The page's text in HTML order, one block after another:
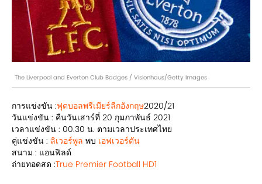
The Liverpool and Everton Club Badges / Visionhaus/Getty Images
การแข่งขัน :ฟุตบอลพรีเมียร์ลีกอังกฤษ2020/21
วันแข่งขัน : คืนวันเสาร์ที่ 20 กุมภาพันธ์ 2021
เวลาแข่งขัน : 00.30 น. ตามเวลาประเทศไทย
คู่แข่งขัน : ลิเวอร์พูล พบ เอฟเวอร์ตัน
สนาม : แอนฟิลด์
ถ่ายทอดสด :True Premier Football HD1